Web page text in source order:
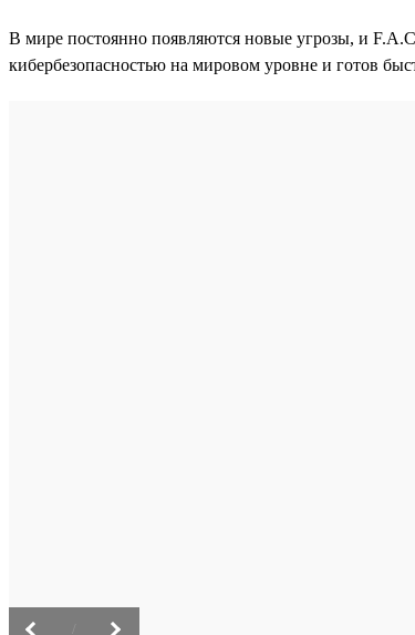
В мире постоянно появляются новые угрозы, и
кибербезопасностью на мировом уровне и готов